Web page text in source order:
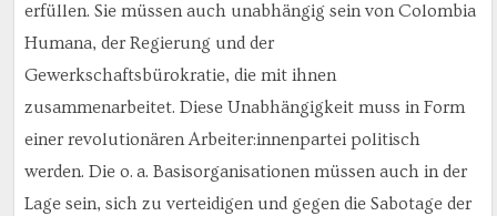
erfüllen. Sie müssen auch unabhängig sein von Colombia
Humana, der Regierung und der
Gewerkschaftsbürokratie, die mit ihnen
zusammenarbeitet. Diese Unabhängigkeit muss in Form
einer revolutionären Arbeiter:innenpartei politisch
werden. Die o. a. Basisorganisationen müssen auch in der
Lage sein, sich zu verteidigen und gegen die Sabotage der